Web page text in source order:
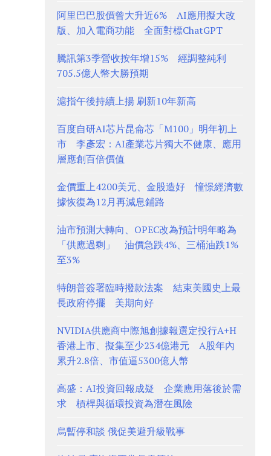
阿里巴巴股價曾大升近6% AI應用擬大改
版、加入電商功能 全面對標ChatGPT
騰訊第3季營收按年增15% 經調整純利
705.5億人幣大勝預期
滬指午後持續上揚 刷新10年新高
百度自研AI芯片昆侖芯「M100」明年初上
市 李彥宏：AI產業芯片獨大不健康、應用
層應創百倍價值
金價重上4200美元、金股造好 憧憬經濟數
據恢復為12月再減息鋪路
油市預測大轉向、OPEC改為預計明年略為
「供應過剩」 油價急跌4%、三桶油跌1%
至3%
特朗普簽署臨時撥款法案 結束美國史上最
長政府停擺 美期向好
NVIDIA供應商中際旭創據報選定投行A+H
香港上市、擬集至少234億港元 A股年內
累升2.8倍、市值逼5300億人幣
高盛：AI投資回報成疑 企業應用落後於需
求 槓桿與循環投資為潛在風險
烏暫停和談 俄促美避升級戰事